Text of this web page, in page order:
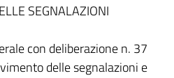
SEGNALAZIONI
con deliberazione n. 37
delle segnalazioni e